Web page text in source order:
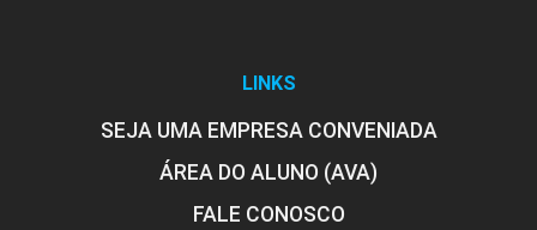
LINKS
SEJA UMA EMPRESA CONVENIADA
ÁREA DO ALUNO (AVA)
FALE CONOSCO